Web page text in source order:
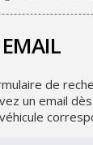
de
un email